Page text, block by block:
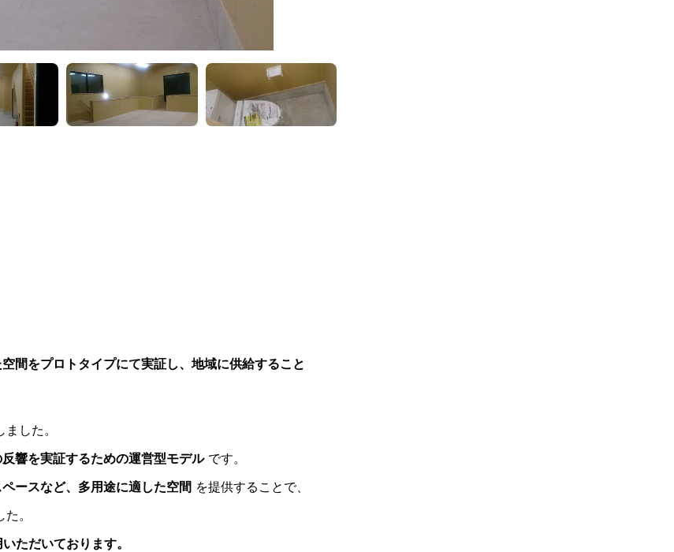
間をプロトタイプにて実証し、地域に供給すること
した。
響を実証するための運営型モデルです。
ースなど、多用途に適した空間 を提供することで、
。
ただいております。